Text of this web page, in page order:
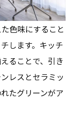
色味にすること
します。キッチ
ることで、引き
レスとセラミッ
たグリーンがア